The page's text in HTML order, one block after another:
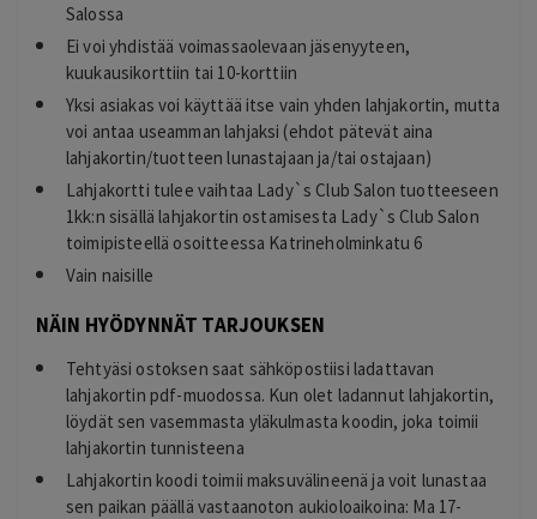
Salossa
Ei voi yhdistää voimassaolevaan jäsenyyteen,
kuukausikorttiin tai 10-korttiin
Yksi asiakas voi käyttää itse vain yhden lahjakortin, mutta
voi antaa useamman lahjaksi (ehdot pätevät aina
lahjakortin/tuotteen lunastajaan ja/tai ostajaan)
Lahjakortti tulee vaihtaa Lady`s Club Salon tuotteeseen
1kk:n sisällä lahjakortin ostamisesta Lady`s Club Salon
toimipisteellä osoitteessa Katrineholminkatu 6
Vain naisille
NÄIN HYÖDYNNÄT TARJOUKSEN
Tehtyäsi ostoksen saat sähköpostiisi ladattavan
lahjakortin pdf-muodossa. Kun olet ladannut lahjakortin,
löydät sen vasemmasta yläkulmasta koodin, joka toimii
lahjakortin tunnisteena
Lahjakortin koodi toimii maksuvälineenä ja voit lunastaa
sen paikan päällä vastaanoton aukioloaikoina: Ma 17-